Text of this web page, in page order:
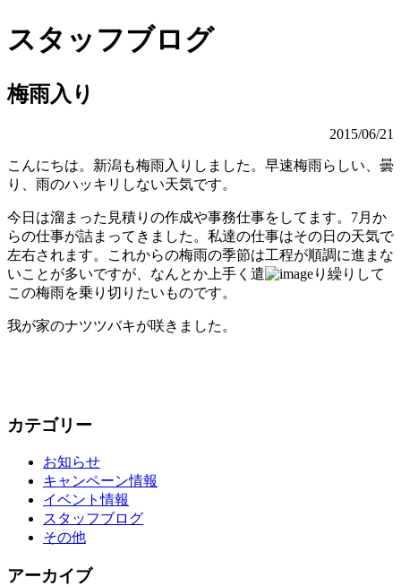
スタッフブログ
梅雨入り
2015/06/21
こんにちは。新潟も梅雨入りしました。早速梅雨らしい、曇
り、雨のハッキリしない天気です。
今日は溜まった見積りの作成や事務仕事をしてます。7月か
らの仕事が詰まってきました。私達の仕事はその日の天気で
左右されます。これからの梅雨の季節は工程が順調に進まな
いことが多いですが、なんとか上手く遣
り繰りして
この梅雨を乗り切りたいものです。
我が家のナツツバキが咲きました。
カテゴリー
お知らせ
キャンペーン情報
イベント情報
スタッフブログ
その他
アーカイブ